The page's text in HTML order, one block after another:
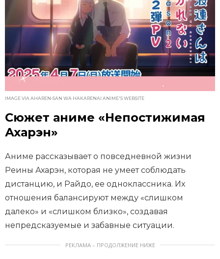
IMAGE VIA AHAREN-SAN WA HAKARENAI ANIME'S WEBSITE
Сюжет аниме «Непостижимая
Ахарэн»
Аниме рассказывает о повседневной жизни
Реины Ахарэн, которая не умеет соблюдать
дистанцию, и Райдо, ее одноклассника. Их
отношения балансируют между «слишком
далеко» и «слишком близко», создавая
непредсказуемые и забавные ситуации.
РЕКЛАМА – ПРОДОЛЖЕНИЕ НИЖЕ